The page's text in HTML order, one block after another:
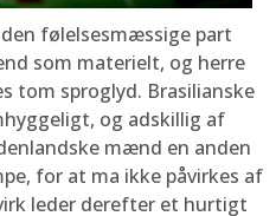
følelsesmæssige part
som materielt, og herre
tom sproglyd. Brasilianske
og adskillig af
mænd en anden
for at ma ikke påvirkes af
leder derefter et hurtigt